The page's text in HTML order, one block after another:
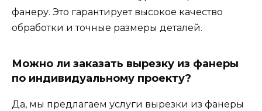
фанеру. Это гарантирует высокое качество
обработки и точные размеры деталей.
Можно ли заказать вырезку из фанеры
по индивидуальному проекту?
Да, мы предлагаем услуги вырезки из фанеры